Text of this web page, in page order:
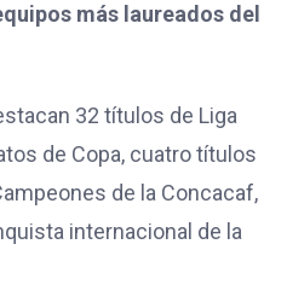
más laureados del
32 títulos de Liga
de Copa, cuatro títulos
de la Concacaf,
internacional de la